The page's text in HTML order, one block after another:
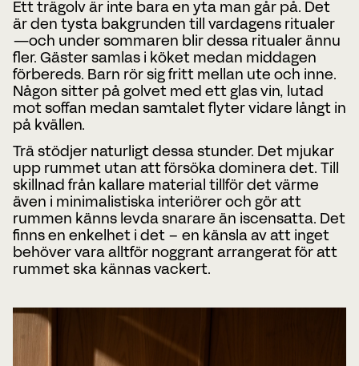
Ett trägolv är inte bara en yta man går på. Det
är den tysta bakgrunden till vardagens ritualer
—och under sommaren blir dessa ritualer ännu
fler. Gäster samlas i köket medan middagen
förbereds. Barn rör sig fritt mellan ute och inne.
Någon sitter på golvet med ett glas vin, lutad
mot soffan medan samtalet flyter vidare långt in
på kvällen.
Trä stödjer naturligt dessa stunder. Det mjukar
upp rummet utan att försöka dominera det. Till
skillnad från kallare material tillför det värme
även i minimalistiska interiörer och gör att
rummen känns levda snarare än iscensatta. Det
finns en enkelhet i det – en känsla av att inget
behöver vara alltför noggrant arrangerat för att
rummet ska kännas vackert.
BOKA MÖTE